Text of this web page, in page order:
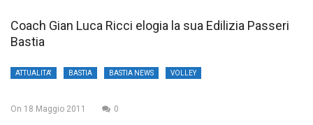
Coach Gian Luca Ricci elogia la sua Edilizia Passeri
Bastia
ATTUALITA' BASTIA BASTIA NEWS VOLLEY
On 18 Maggio 2011 0